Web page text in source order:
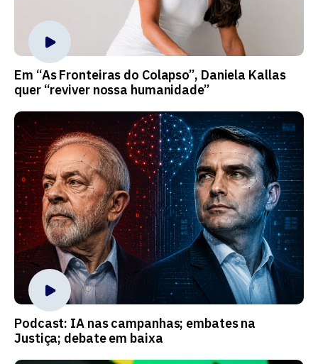
Em “As Fronteiras do Colapso”, Daniela Kallas
quer “reviver nossa humanidade”
Podcast: IA nas campanhas; embates na
Justiça; debate em baixa